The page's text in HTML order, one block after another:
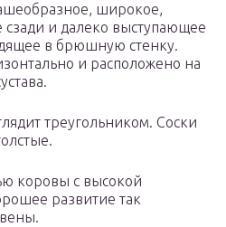
широкое,
и далеко выступающее
в брюшную стенку.
и расположено на
треугольником. Соски
коровы с высокой
развитие так